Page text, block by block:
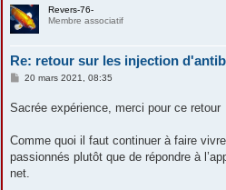
Revers-76-
Membre associatif
Re: retour sur les injection
M
s
e
20 mars 2021, 08:35
Sacrée expérience, merci pour ce retour
Comme quoi il faut continuer à faire
passionnés plutôt que de répondre à
net.